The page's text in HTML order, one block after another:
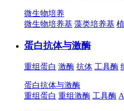
微生物培养
微生物培养基 藻类培养基
蛋白抗体与激酶
重组蛋白 激酶 抗体 工具酶
蛋白抗体与激酶
重组蛋白 重组激酶 工具酶